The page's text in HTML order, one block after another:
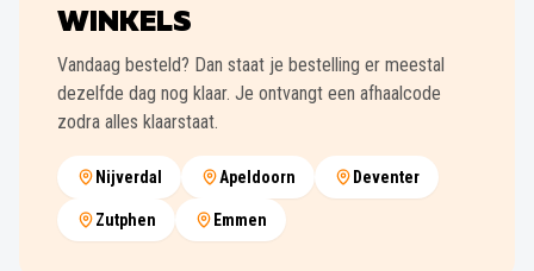
WINKELS
Vandaag besteld? Dan staat je bestelling er meestal
dezelfde dag nog klaar. Je ontvangt een afhaalcode
zodra alles klaarstaat.
Nijverdal Apeldoorn Deventer
Zutphen Emmen